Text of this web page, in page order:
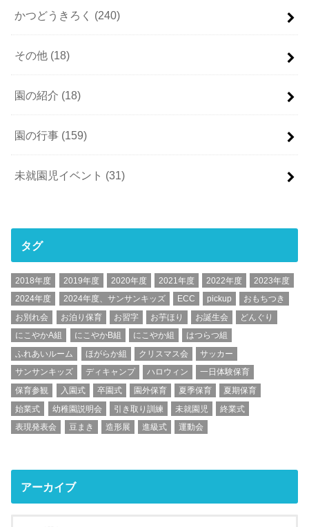
かつどうきろく (240)
その他 (18)
園の紹介 (18)
園の行事 (159)
未就園児イベント (31)
タグ
2018年度 2019年度 2020年度 2021年度 2022年度
2023年度
2024年度
2024年度、サンサンキッズ ECC pickup
おもちつき
お別れ会
お泊り保育 お習字 お芋ほり お誕生会
どんぐり
にこやかA組
にこやかB組 にこやか組
はつらつ組
ふれあいルーム
ほがらか組 クリスマス会
サッカー
サンサンキッズ
ディキャンプ ハロウィン
一日体験保育
保育参観
入園式 卒園式 園外保育 夏季保育
夏期保育
始業式
幼稚園説明会 引き取り訓練 未就園児
終業式
表現発表会
豆まき 造形展 進級式 運動会
アーカイブ